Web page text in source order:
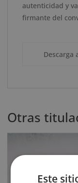
autenticidad y
firmante del
Descarga
Otras
Este